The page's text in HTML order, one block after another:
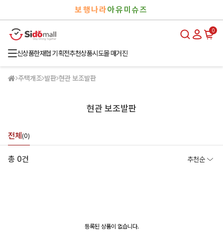
보행나라아유미슈즈
0
신상품한재협 기획전추천상품시도몰 매거진
주택개조 발판 현관 보조발판
현관 보조발판
전체 (0)
총 0건 추천순
등록된 상품이 없습니다.